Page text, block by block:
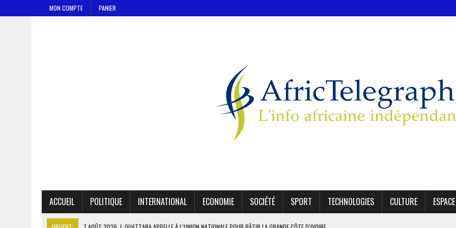
MON COMPTE PANIER
ACCUEIL POLITIQUE INTERNATIONAL ECONOMIE SOCIÉTÉ SPORT TECHNOLOGIES CULTURE